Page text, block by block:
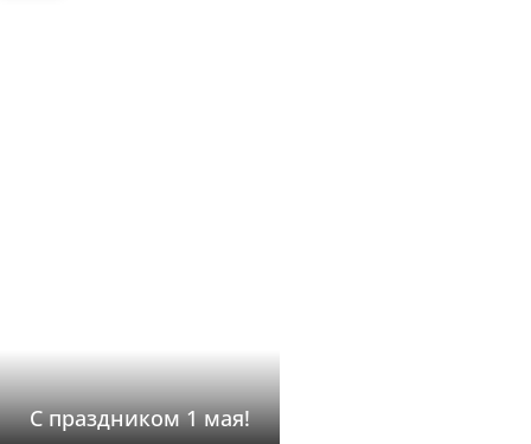
С праздником 1 мая!